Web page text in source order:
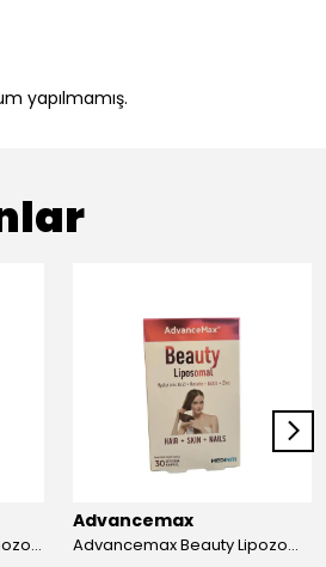
yapılmamış.
Advancemax Argimax Lipozomal Sıvı 150 ml 8684375607587
Advancemax
Advancemax Beauty Lipozomal Hyalüronik Asit Keratin Biotin Zn 30 Kapsül 8684375607556